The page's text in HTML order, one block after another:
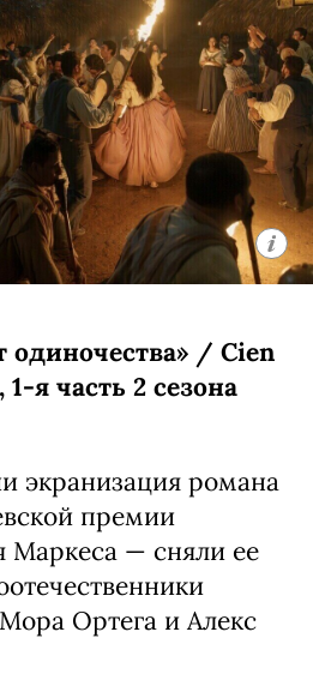
одиночества» / Cien
я часть 2 сезона
экранизация романа
премии
Маркеса — сняли ее
Ортега и Алекс